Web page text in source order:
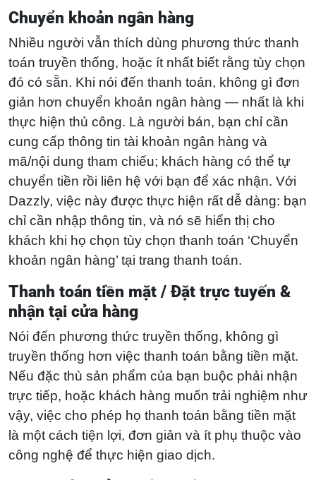
Chuyển khoản ngân hàng
Nhiều người vẫn thích dùng phương thức thanh
toán truyền thống, hoặc ít nhất biết rằng tùy chọn
đó có sẵn. Khi nói đến thanh toán, không gì đơn
giản hơn chuyển khoản ngân hàng — nhất là khi
thực hiện thủ công. Là người bán, bạn chỉ cần
cung cấp thông tin tài khoản ngân hàng và
mã/nội dung tham chiếu; khách hàng có thể tự
chuyển tiền rồi liên hệ với bạn để xác nhận. Với
Dazzly, việc này được thực hiện rất dễ dàng: bạn
chỉ cần nhập thông tin, và nó sẽ hiển thị cho
khách khi họ chọn tùy chọn thanh toán ‘Chuyển
khoản ngân hàng’ tại trang thanh toán.
Thanh toán tiền mặt / Đặt trực tuyến &
nhận tại cửa hàng
Nói đến phương thức truyền thống, không gì
truyền thống hơn việc thanh toán bằng tiền mặt.
Nếu đặc thù sản phẩm của bạn buộc phải nhận
trực tiếp, hoặc khách hàng muốn trải nghiệm như
vậy, việc cho phép họ thanh toán bằng tiền mặt
là một cách tiện lợi, đơn giản và ít phụ thuộc vào
công nghệ để thực hiện giao dịch.